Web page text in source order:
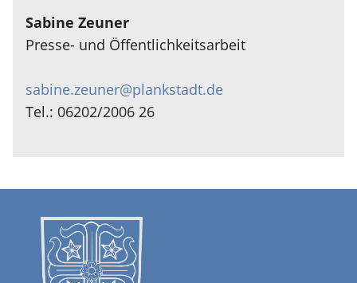
Sabine Zeuner
Presse- und Öffentlichkeitsarbeit
sabine.zeuner@plankstadt.de
Tel.: 06202/2006 26